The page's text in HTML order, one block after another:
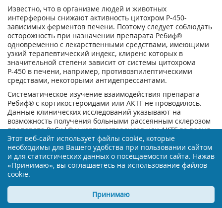
Известно, что в организме людей и животных
интерфероны снижают активность цитохром Р-450-
зависимых ферментов печени. Поэтому следует соблюдать
осторожность при назначении препарата Ребиф®
одновременно с лекарственными средствами, имеющими
узкий терапевтический индекс, клиренс которых в
значительной степени зависит от системы цитохрома
Р-450 в печени, например, противоэпилептическими
средствами, некоторыми антидепрессантами.
Систематическое изучение взаимодействия препарата
Ребиф® с кортикостероидами или АКТГ не проводилось.
Данные клинических исследований указывают на
возможность получения больными рассеянным склерозом
препарата Ребиф® и кортикостероидов или АКТГ во время
обострений заболевания.
Этот веб-сайт использует файлы cookie, которые
необходимы для Вашего удобства при пользовании сайтом
и для статистических данных о посещаемости сайта. Нажав
«Принимаю», вы соглашаетесь на использование файлов
cookie.
Принимаю